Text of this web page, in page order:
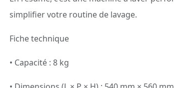
simplifier votre routine de lavage.
Fiche technique
• Capacité : 8 kg